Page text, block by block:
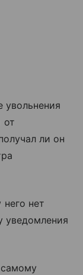
увольнения
от
ли он
нет
уведомления